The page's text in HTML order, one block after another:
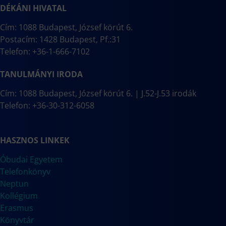
DÉKÁNI HIVATAL
Cím: 1088 Budapest, József körút 6.
Postacím: 1428 Budapest, Pf.:31
Telefon: +36-1-666-7102
TANULMÁNYI IRODA
Cím: 1088 Budapest, József körút 6. | J.52-J.53 irodák
Telefon: +36-30-312-6058
HASZNOS LINKEK
Óbudai Egyetem
Telefonkönyv
Neptun
Kollégium
Erasmus
Könyvtár